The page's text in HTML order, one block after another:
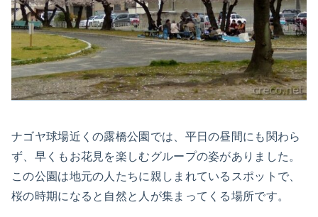
ナゴヤ球場近くの露橋公園では、平日の昼間にも関わら
ず、早くもお花見を楽しむグループの姿がありました。
この公園は地元の人たちに親しまれているスポットで、
桜の時期になると自然と人が集まってくる場所です。